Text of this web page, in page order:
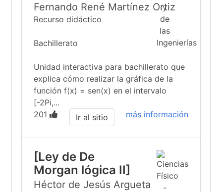
Fernando René Martínez Ortiz
Recurso didáctico
Bachillerato
Unidad interactiva para bachillerato que
explica cómo realizar la gráfica de la
función f(x) = sen(x) en el intervalo
[-2Pi,...
201
más información
Ir al sitio
[Ley de De
Morgan lógica II]
Héctor de Jesús Argueta